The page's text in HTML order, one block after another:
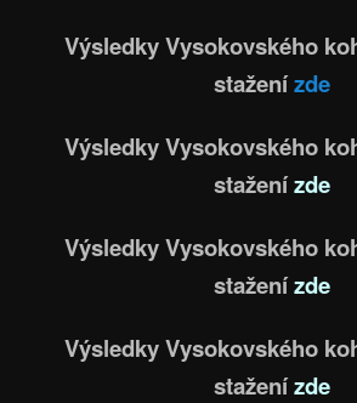
Výsledky Vysokovského
staženízde
Výsledky Vysokovského
staženízde
Výsledky Vysokovského
staženízde
Výsledky Vysokovského
staženízde